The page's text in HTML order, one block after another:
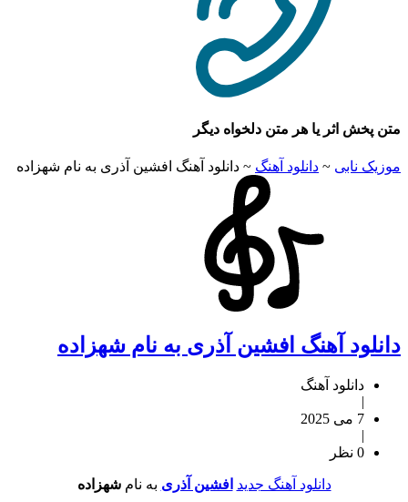
متن پخش اثر یا هر متن دلخواه دیگر
موزیک نابی ~ دانلود آهنگ ~ دانلود آهنگ افشین آذری به نام شهزاده
دانلود آهنگ افشین آذری به نام شهزاده
دانلود آهنگ
|
7 می 2025
|
0 نظر
دانلود آهنگ جدید افشین آذری به نامشهزاده